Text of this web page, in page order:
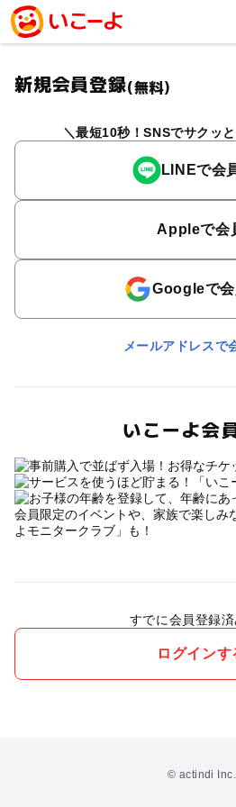
新規会員登録(無料)
最短10秒！SNSでサクッ
LINEで会
Appleで会
Googleで
メールアドレスで
いこーよ会
会員限定のイベントや、家族で楽しみ
よモニタークラブ」も！
すでに会員登録
ログインす
© actindi Inc.